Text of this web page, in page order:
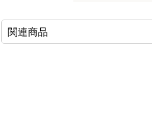
関連商品